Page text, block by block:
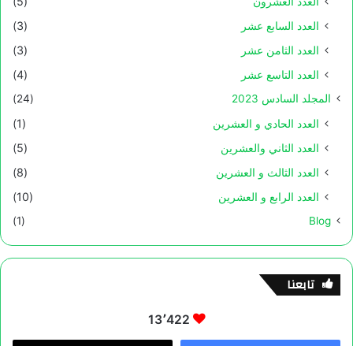
العدد السابع عشر
(3)
العدد الثامن عشر
(3)
العدد التاسع عشر
(4)
المجلد السادس 2023 (24)
العدد الحادي و العشرين
(1)
العدد الثاني والعشرين
(5)
العدد الثالث و العشرين
(8)
العدد الرابع و العشرين
(10)
Blog
(1)
تابعنا
13٬422